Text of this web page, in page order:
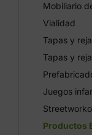
Mobiliario
Vialidad
Tapas y
Tapas y
Juegos
Productos